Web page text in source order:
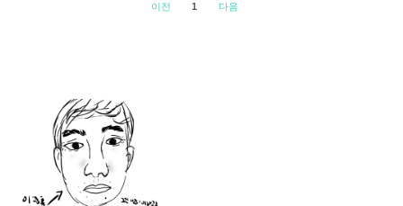
이전 1 다음